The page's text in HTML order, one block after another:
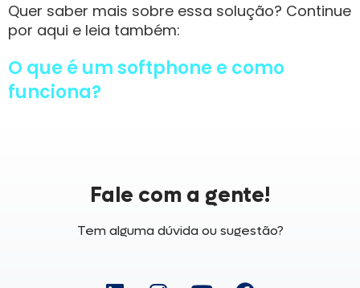
Quer saber mais sobre essa solução? Continue
por aqui e leia também:
O que é um softphone e como
funciona?
Fale com a gente!
Tem alguma dúvida ou sugestão?